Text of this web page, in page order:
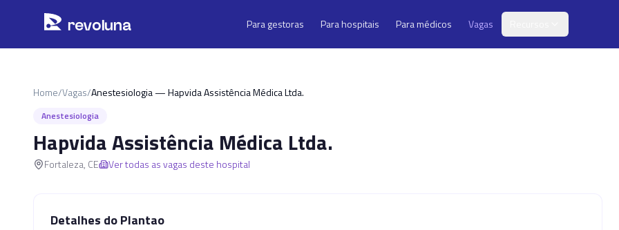
revoluna Para gestoras Para hospitais Para médicos Vagas
Home/Vagas/Anestesiologia — Hapvida Assistência Médica Ltda.
Anestesiologia
Hapvida Assistência Médica Ltda.
Fortaleza, CE Ver todas as vagas deste hospital
Detalhes do Plantao